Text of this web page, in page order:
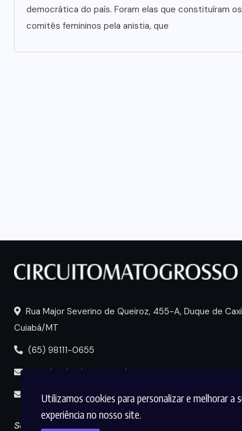
Utilizamos cookies para personalizar e melhorar a
experiência no nosso site.
democrática do país. Foram elas que constituíram os
comitês femininos pela anistia, que
Rua Major Severino de Queiroz, 455-A, Duque de
Cuiabá/MT
(65) 98111-0655
portal@circuitomt.com.br
midia@circuitomt.com.br
Seguir